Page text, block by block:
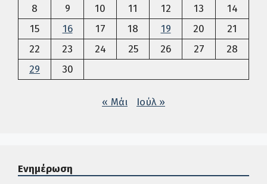
8
9 10 11 12 13
14
15
16 17 18 19 20
21
22
23 24 25 26 27
28
29
30
« Μάι Ιούλ »
Ενημέρωση